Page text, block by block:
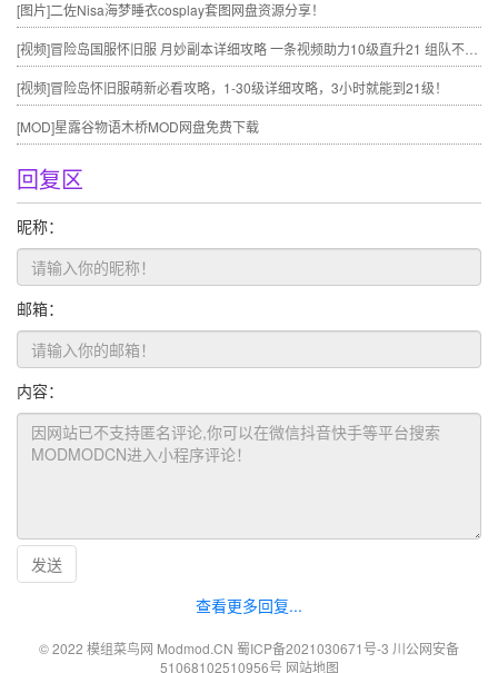
[图片]二佐Nisa海梦睡衣cosplay套图网盘资源分享！
[视频]冒险岛国服怀旧服 月妙副本详细攻略 一条视频助力10级直升21 组队不求人
[视频]冒险岛怀旧服萌新必看攻略，1-30级详细攻略，3小时就能到21级！
[MOD]星露谷物语木桥MOD网盘免费下载
回复区
昵称：
邮箱：
内容：
发送
查看更多回复...
© 2022 模组菜鸟网 Modmod.CN 蜀ICP备2021030671号-3 川公网安备
51068102510956号 网站地图